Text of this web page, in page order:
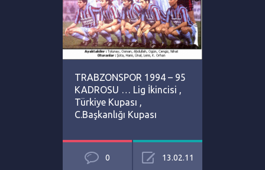
TRABZONSPOR 1994 – 95
KADROSU … Lig İkincisi ,
Türkiye Kupası ,
C.Başkanlığı Kupası
0 13.02.11